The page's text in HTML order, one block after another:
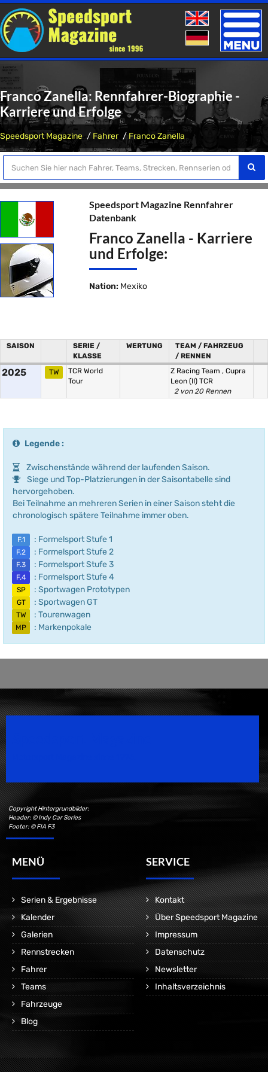
Toggle
Franco Zanella: Rennfahrer-Biographie -
Karriere und Erfolge
Speedsport Magazine Fahrer Franco Zanella
Speedsport Magazine Rennfahrer
Datenbank
Franco Zanella - Karriere
und Erfolge:
Nation: Mexiko
SAISON
SERIE /
KLASSE
WERTUNG
TEAM / FAHRZEUG
/ RENNEN
2025 TW
TCR World
Tour
Z Racing Team , Cupra
Leon (II) TCR
2 von 20 Rennen
Legende :
Zwischenstände während der laufenden Saison.
Siege und Top-Platzierungen in der Saisontabelle sind
hervorgehoben.
Bei Teilnahme an mehreren Serien in einer Saison steht die
chronologisch spätere Teilnahme immer oben.
F.1 : Formelsport Stufe 1
F.2 : Formelsport Stufe 2
F.3 : Formelsport Stufe 3
F.4 : Formelsport Stufe 4
SP : Sportwagen Prototypen
GT : Sportwagen GT
TW : Tourenwagen
MP : Markenpokale
Copyright Hintergrundbilder:
Header: © Indy Car Series
Footer: © FIA F3
MENÜ
Serien & Ergebnisse
Kalender
Galerien
Rennstrecken
Fahrer
Teams
Fahrzeuge
Blog
SERVICE
Kontakt
Über Speedsport Magazine
Impressum
Datenschutz
Newsletter
Inhaltsverzeichnis